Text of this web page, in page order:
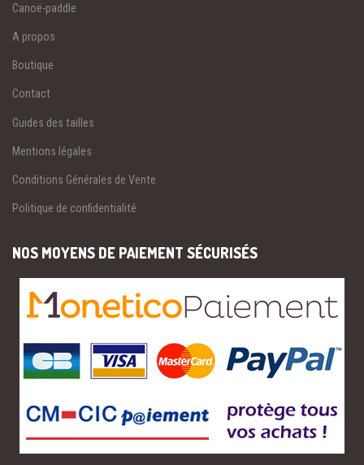
Canoë-paddle
A propos
Boutique
Contact
Guides des tailles
Mentions légales
Conditions Générales de Vente
Politique de confidentialité
NOS MOYENS DE PAIEMENT SÉCURISÉS